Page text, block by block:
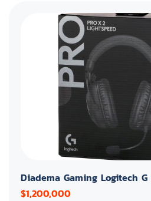
Diadema Gaming Logitech G
$1,200,000